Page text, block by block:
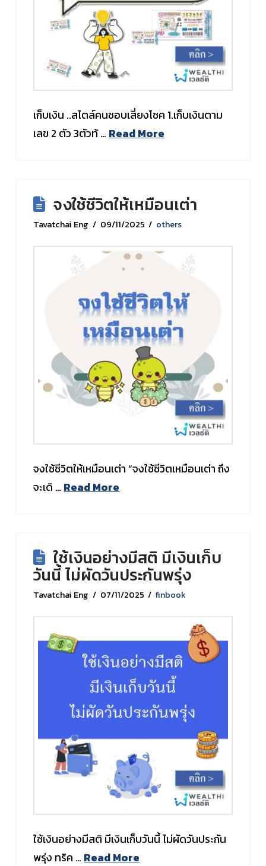
เก็บเงิน ..สไตล์คนชอบเสี่ยงโชค 1.เก็บเงินตาม
เลข 2 ตัว 3ตัวท้ … Read More
จงใช้ชีวิตให้เหมือนเต่า
Tavatchai Eng 09/11/2025 others
จงใช้ชีวิตให้เหมือนเต่า “จงใช้ชีวิตเหมือนเต่า ถึง
จะเดิ … Read More
ใช้เงินอย่างมีสติ มีเงินเก็บ
วันนี้ ไม่ผัดวันประกันพรุ่ง
Tavatchai Eng 07/11/2025 finbook
ใช้เงินอย่างมีสติ มีเงินเก็บวันนี้ ไม่ผัดวันประกัน
พรุ่ง ทริค … Read More